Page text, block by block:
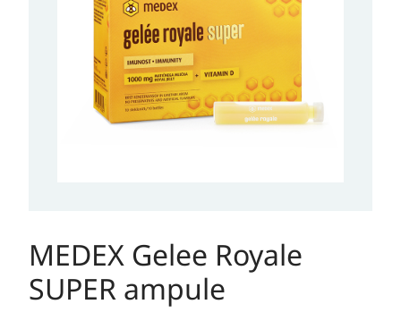
MEDEX Gelee Royale
SUPER ampule